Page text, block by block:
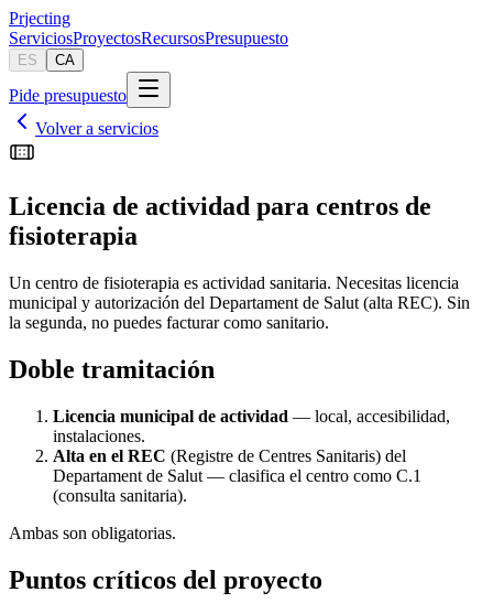
Prjecting
ServiciosProyectosRecursosPresupuesto
ES CA
Pide presupuesto
Volver a servicios
Licencia de actividad para centros de
fisioterapia
Un centro de fisioterapia es actividad sanitaria. Necesitas licencia
municipal y autorización del Departament de Salut (alta REC). Sin
la segunda, no puedes facturar como sanitario.
Doble tramitación
Licencia municipal de actividad — local, accesibilidad,
instalaciones.
Alta en el REC (Registre de Centres Sanitaris) del
Departament de Salut — clasifica el centro como C.1
(consulta sanitaria).
Ambas son obligatorias.
Puntos críticos del proyecto